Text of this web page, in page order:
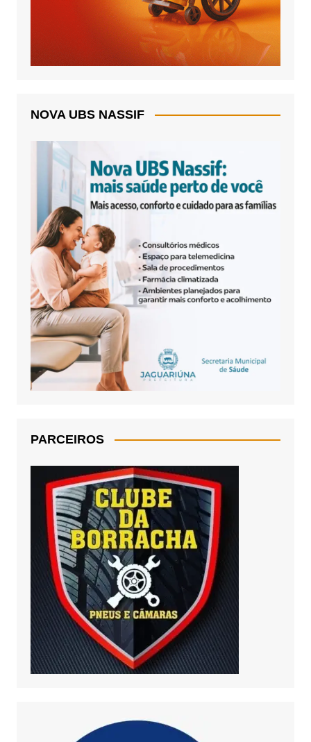
NOVA UBS NASSIF
PARCEIROS